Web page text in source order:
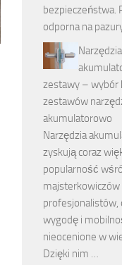
bezpieczeństwa.
odporna na
Narzędzia
zestawy – wybór
zestawów
akumulatorowo
Narzędzia
zyskują coraz
popularność
majsterkowiczów
profesjonalistów,
wygodę i
nieocenione w
Dzięki nim …